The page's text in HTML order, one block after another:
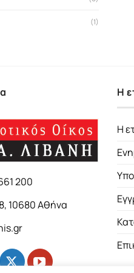
(1)
200
10680 Αθήνα
Η
Η